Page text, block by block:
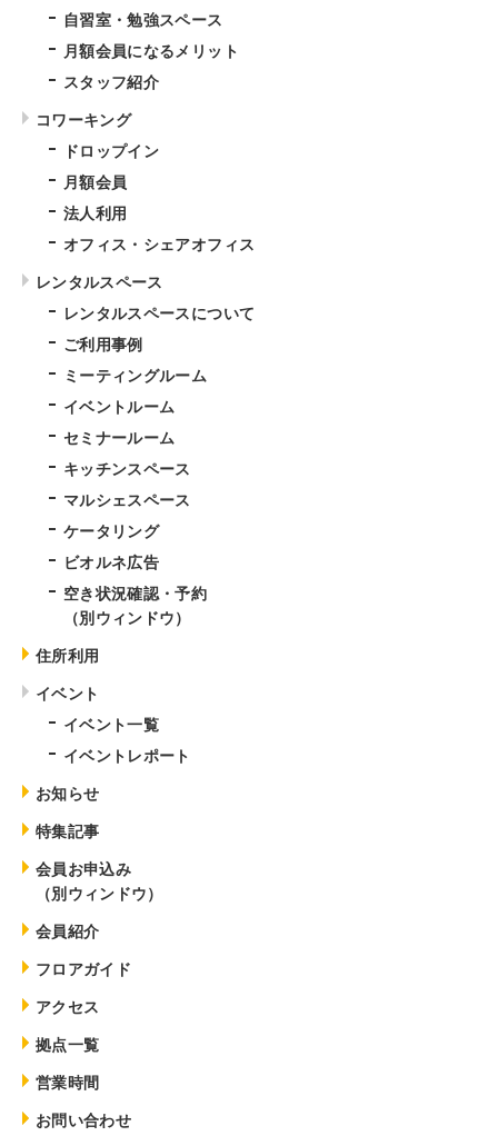
自習室・勉強スペース
月額会員になるメリット
スタッフ紹介
コワーキング
ドロップイン
月額会員
法人利用
オフィス・シェアオフィス
レンタルスペース
レンタルスペースについて
ご利用事例
ミーティングルーム
イベントルーム
セミナールーム
キッチンスペース
マルシェスペース
ケータリング
ビオルネ広告
空き状況確認・予約
（別ウィンドウ）
住所利用
イベント
イベント一覧
イベントレポート
お知らせ
特集記事
会員お申込み
（別ウィンドウ）
会員紹介
フロアガイド
アクセス
拠点一覧
営業時間
お問い合わせ